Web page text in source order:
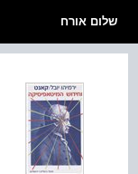
שלום אורח